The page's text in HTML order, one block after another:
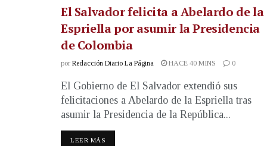
El Salvador felicita a Abelardo de la
Espriella por asumir la Presidencia
de Colombia
por Redacción Diario La Página HACE 40 MINS 0
El Gobierno de El Salvador extendió sus
felicitaciones a Abelardo de la Espriella tras
asumir la Presidencia de la República...
LEER MÁS